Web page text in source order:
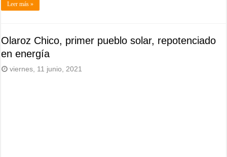
Leer más »
Olaroz Chico, primer pueblo solar, repotenciado
en energía
viernes, 11 junio, 2021